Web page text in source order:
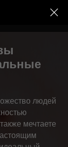
людей
мечтаете